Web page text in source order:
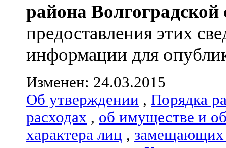
района Волгоградской
предоставления этих
информации для
Изменен: 24.03.2015
Об утверждении , Порядка
расходах , об имуществе и
характера лиц , замещающих